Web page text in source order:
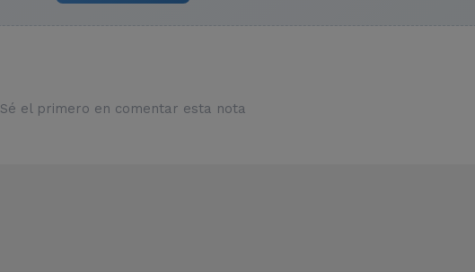
Sé el primero en comentar esta nota